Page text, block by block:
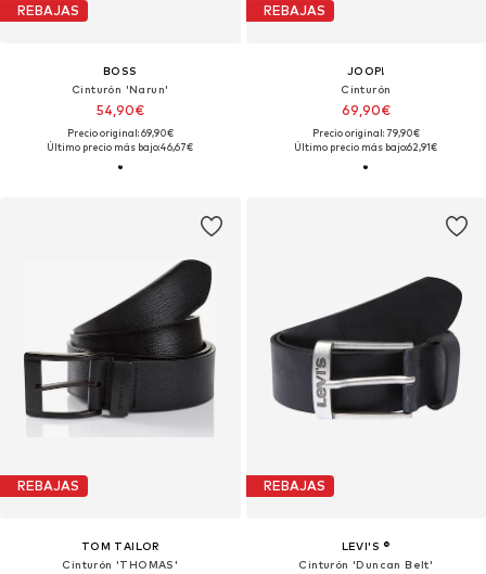
REBAJAS
BOSS
Cinturón 'Narun'
54,90€
Precio original: 69,90€
Último precio más bajo:46,67€
REBAJAS
JOOP!
Cinturón
69,90€
Precio original: 79,90€
Último precio más bajo:62,91€
REBAJAS
TOM TAILOR
Cinturón 'THOMAS'
REBAJAS
LEVI'S ®
Cinturón 'Duncan Belt'